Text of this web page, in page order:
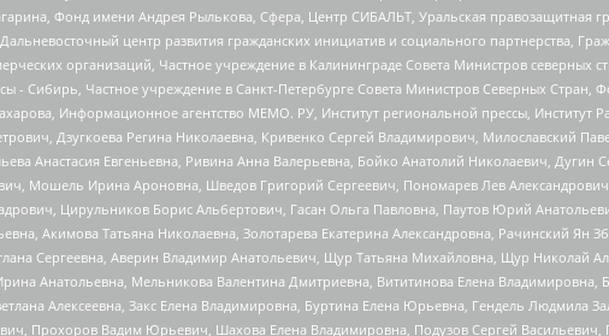
Фонд имени Андрея Рылькова, Сфера, Центр СИБАЛЬТ, Уральская правозащитная
центр развития гражданских инициатив и социального партнерства,
организаций, Частное учреждение в Калининграде Совета Министров северных
- Сибирь, Частное учреждение в Санкт-Петербурге Совета Министров Северных Стран,
Информационное агентство МЕМО. РУ, Институт региональной прессы,
Дзугкоева Регина Николаевна, Кривенко Сергей Владимирович, Милославский
Анастасия Евгеньевна, Ривина Анна Валерьевна, Бойко Анатолий Николаевич,
Мошель Ирина Ароновна, Шведов Григорий Сергеевич, Пономарев Лев
Цирульников Борис Альбертович, Гасан Ольга Павловна, Паутов Юрий
Акимова Татьяна Николаевна, Золотарева Екатерина Александровна, Рачинский Ян
Сергеевна, Аверин Владимир Анатольевич, Щур Татьяна Михайловна, Щур Николай
Анатольевна, Мельникова Валентина Дмитриевна, Вититинова Елена
Алексеевна, Закс Елена Владимировна, Буртина Елена Юрьевна, Гендель Людмила
Прохоров Вадим Юрьевич, Шахова Елена Владимировна, Подузов Сергей